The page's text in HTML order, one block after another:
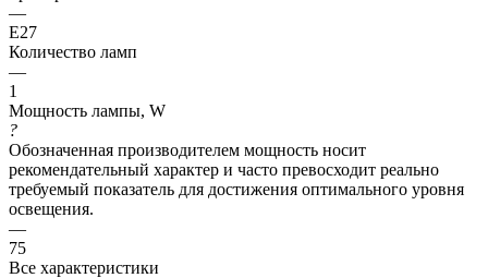
—
E27
Количество ламп
—
1
Мощность лампы, W
?
Обозначенная производителем мощность носит
рекомендательный характер и часто превосходит реально
требуемый показатель для достижения оптимального уровня
освещения.
—
75
Все характеристики